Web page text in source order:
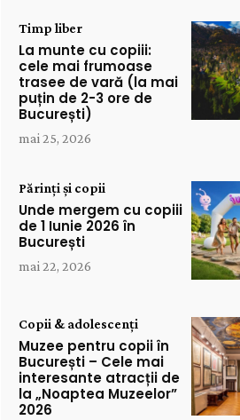
Timp liber
La munte cu copiii:
cele mai frumoase
trasee de vară (la mai
puțin de 2-3 ore de
București)
mai 25, 2026
Părinți și copii
Unde mergem cu copiii
de 1 Iunie 2026 în
București
mai 22, 2026
Copii & adolescenți
Muzee pentru copii în
București – Cele mai
interesante atracții de
la „Noaptea Muzeelor”
2026